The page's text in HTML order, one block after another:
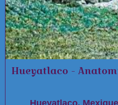
Hueyatlaco -
Hueyatlaco,